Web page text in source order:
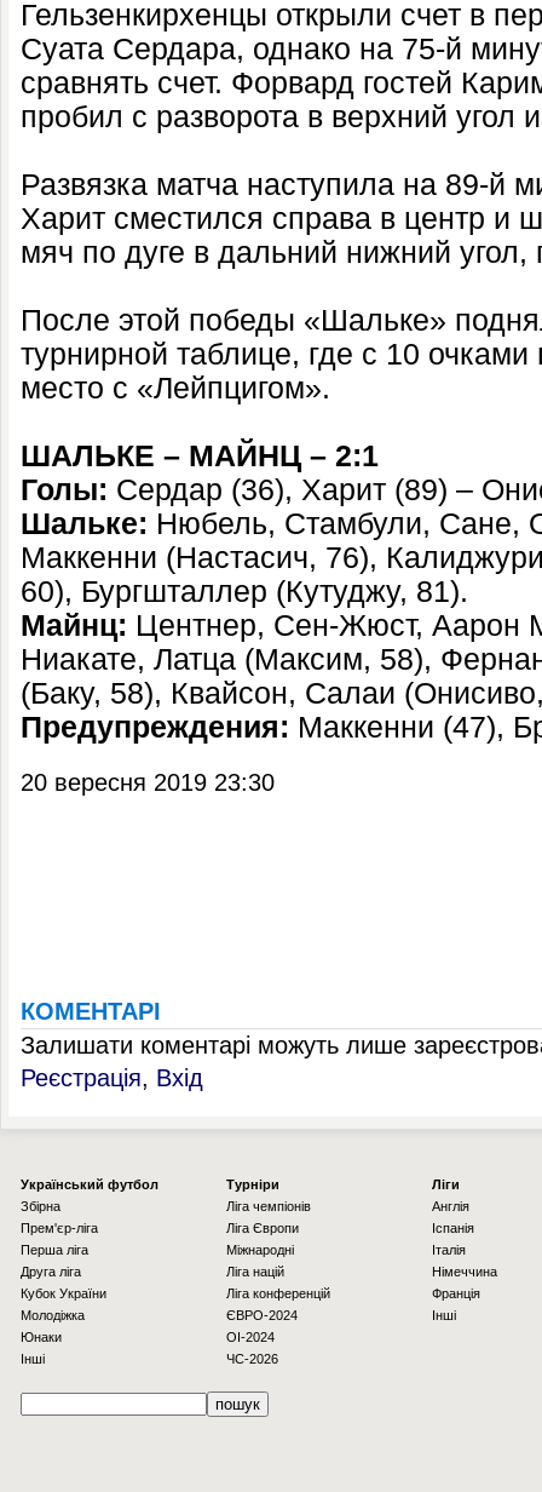
Гельзенкирхенцы открыли счет в
Суата Сердара, однако на 75-й
сравнять счет. Форвард гостей
пробил с разворота в верхний
Развязка матча наступила на 89-й
Харит сместился справа в центр и
мяч по дуге в дальний нижний
После этой победы «Шальке»
турнирной таблице, где с 10 очками
место с «Лейпцигом».
ШАЛЬКЕ – МАЙНЦ – 2:1
Голы: Сердар (36), Харит (89) –
Шальке: Нюбель, Стамбули, Сане,
Маккенни (Настасич, 76),
60), Бургшталлер (Кутуджу, 81).
Майнц: Центнер, Сен-Жюст, Аарон
Ниакате, Латца (Максим, 58),
(Баку, 58), Квайсон, Салаи
Предупреждения: Маккенни (47),
20 вересня 2019 23:30
КОМЕНТАРІ
Залишати коментарі можуть лише
Реєстрація, Вхід
Українcький футбол
Збірна
Прем'єр-ліга
Перша ліга
Друга ліга
Кубок України
Молодіжка
Юнаки
Інші
Турніри
Ліга чемпіонів
Ліга Європи
Міжнародні
Ліга націй
Ліга конференцій
ЄВРО-2024
OI-2024
ЧС-2026
Ліги
Англія
Іспанія
Італія
Німеччина
Франція
Інші